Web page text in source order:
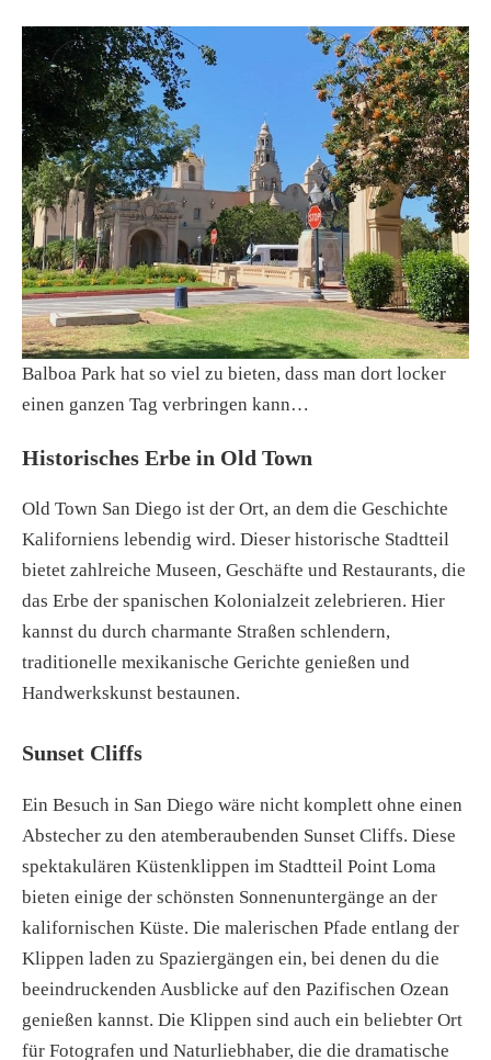
Balboa Park hat so viel zu bieten, dass man dort locker
einen ganzen Tag verbringen kann…
Historisches Erbe in Old Town
Old Town San Diego ist der Ort, an dem die Geschichte
Kaliforniens lebendig wird. Dieser historische Stadtteil
bietet zahlreiche Museen, Geschäfte und Restaurants, die
das Erbe der spanischen Kolonialzeit zelebrieren. Hier
kannst du durch charmante Straßen schlendern,
traditionelle mexikanische Gerichte genießen und
Handwerkskunst bestaunen.
Sunset Cliffs
Ein Besuch in San Diego wäre nicht komplett ohne einen
Abstecher zu den atemberaubenden Sunset Cliffs. Diese
spektakulären Küstenklippen im Stadtteil Point Loma
bieten einige der schönsten Sonnenuntergänge an der
kalifornischen Küste. Die malerischen Pfade entlang der
Klippen laden zu Spaziergängen ein, bei denen du die
beeindruckenden Ausblicke auf den Pazifischen Ozean
genießen kannst. Die Klippen sind auch ein beliebter Ort
für Fotografen und Naturliebhaber, die die dramatische